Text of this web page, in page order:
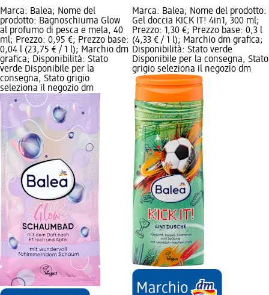
Marca: Balea; Nome del
prodotto: Bagnoschiuma Glow
al profumo di pesca e mela, 40
ml; Prezzo: 0,95 €; Prezzo base:
0,04 l (23,75 € / 1 l); Marchio dm
grafica; Disponibilità: Stato
verde Disponibile per la
consegna, Stato grigio
seleziona il negozio dm
Marca: Balea; Nome del prodotto:
Gel doccia KICK IT! 4in1, 300 ml;
Prezzo: 1,30 €; Prezzo base: 0,3 l
(4,33 € / 1 l); Marchio dm grafica;
Disponibilità: Stato verde
Disponibile per la consegna, Stato
grigio seleziona il negozio dm